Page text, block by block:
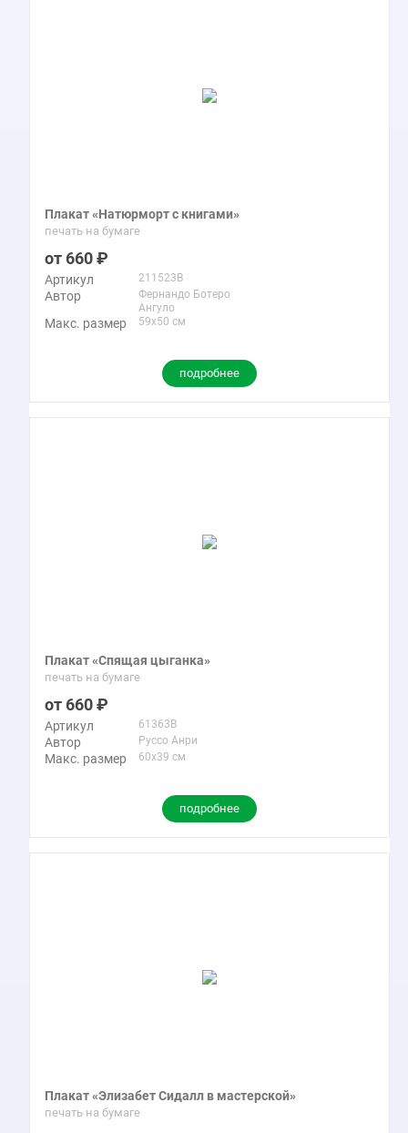
Плакат «Натюрморт с книгами»
печать на бумаге
660
Артикул 211523B
Автор
Фернандо Ботеро
Ангуло
Макс. размер 59x50 см
подробнее
Плакат «Спящая цыганка»
печать на бумаге
660
Артикул 61363B
Автор Руссо Анри
Макс. размер 60x39 см
подробнее
Плакат «Элизабет Сидалл в мастерской»
печать на бумаге